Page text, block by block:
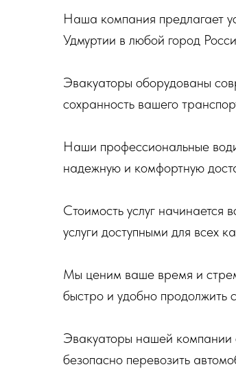
Наша компания предлагает
Удмуртии в любой город
Эвакуаторы оборудованы
сохранность вашего
Наши профессиональные
надежную и комфортную
Стоимость услуг начинается
услуги доступными для всех
Мы ценим ваше время и
быстро и удобно продолжить
Эвакуаторы нашей компании
безопасно перевозить